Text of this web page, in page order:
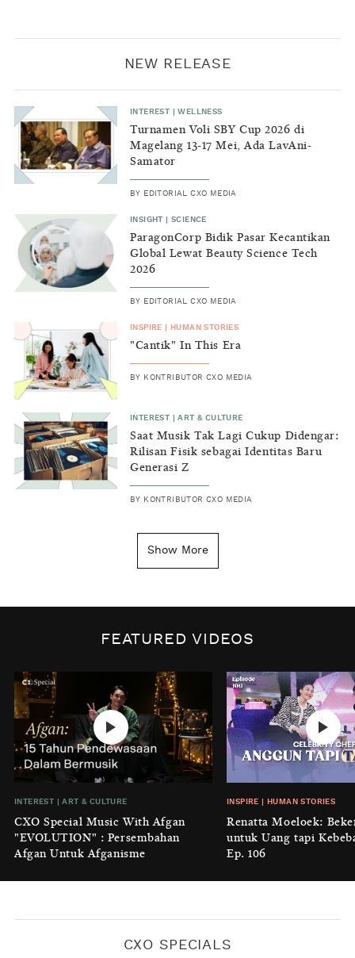
NEW RELEASE
INTEREST |WELLNESS
Turnamen Voli SBY Cup 2026 di
Magelang 13-17 Mei, Ada LavAni-
Samator
BY EDITORIAL CXO MEDIA
INSIGHT |SCIENCE
ParagonCorp Bidik Pasar Kecantikan
Global Lewat Beauty Science Tech
2026
BY EDITORIAL CXO MEDIA
INSPIRE HUMAN STORIES
"Cantik" In This Era
BY KONTRIBUTOR CXO MEDIA
INTEREST |ART & CULTURE
Saat Musik Tak Lagi Cukup Didengar:
Rilisan Fisik sebagai Identitas Baru
Generasi Z
BY KONTRIBUTOR CXO MEDIA
Kenapa Tahun Baru Ditandai pada
Biaya Tersembunyi dari Insecurity
KONTRIBUTOR CXO MEDIA
INTEREST|HOME
No Place Like: Camping Ground
Cidulang
KONTRIBUTOR CXO MEDIA
GENERAL KNOWLEDGE
Luruhnya Daun Terakhir: Kala
'Benteng Alam' yang Tak Lagi Bisa
Melindungi
BYKONTRIBUTOR CXO MEDIA
Show More
FEATURED VIDEOS
INTEREST |ART & CULTURE
CXO Special Music With Afgan
"EVOLUTION" : Persembahan
Afgan Untuk Afganisme
INSPIRE HUMAN STORIES
Renatta Moeloek:
untuk Uang tapi
Ep. 106
CXO SPECIALS